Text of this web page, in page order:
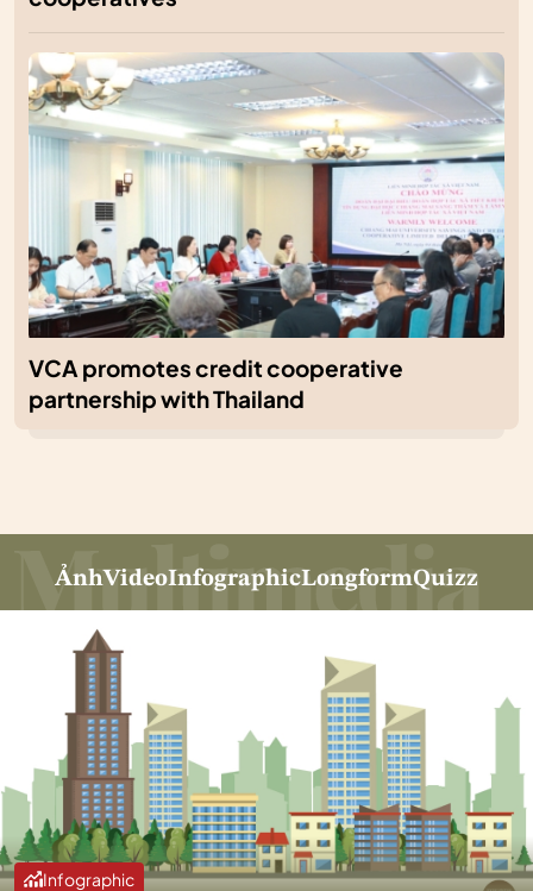
VCA promotes credit cooperative
partnership with Thailand
ẢnhVideoInfographicLongformQuizz
Infographic